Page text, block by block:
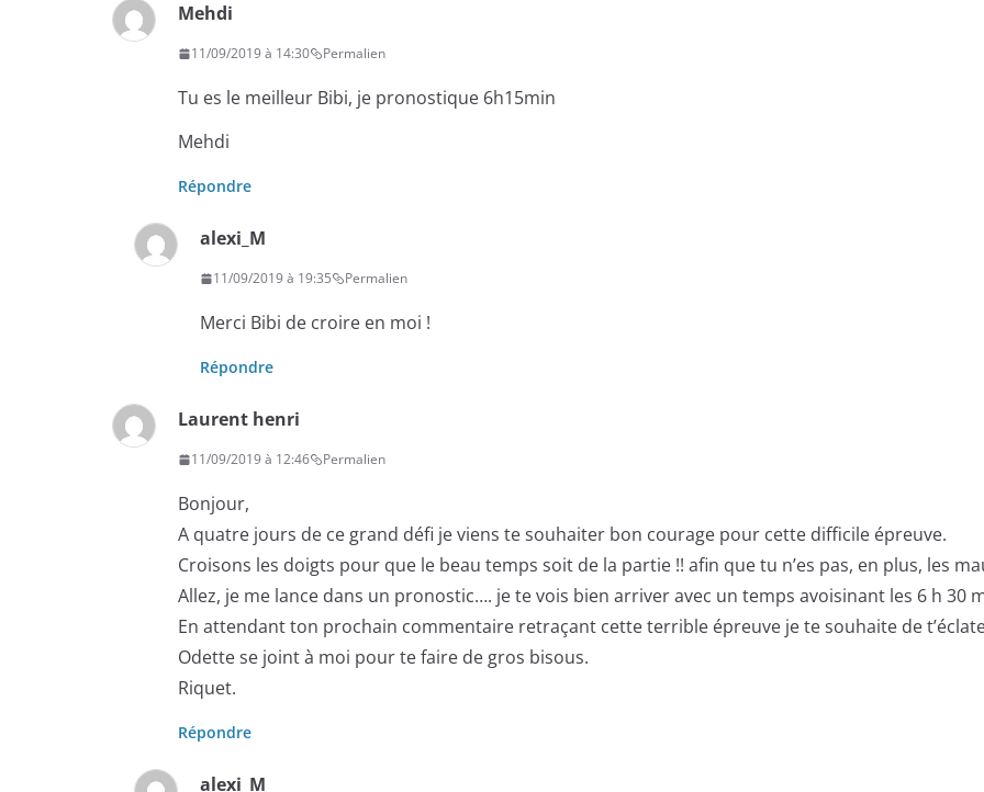
Mehdi
11/09/2019 à 14:30 Permalien
Tu es le meilleur Bibi, je pronostique 6h15min
Mehdi
Répondre
alexi_M
11/09/2019 à 19:35 Permalien
Merci Bibi de croire en moi !
Répondre
Laurent henri
11/09/2019 à 12:46 Permalien
Bonjour,
A quatre jours de ce grand défi je viens te souhaiter bon courage pour cette difficile épreuve.
Croisons les doigts pour que le beau temps soit de la partie !! afin que tu n’es pas, en plus, les
Allez, je me lance dans un pronostic…. je te vois bien arriver avec un temps avoisinant les 6 h 30
En attendant ton prochain commentaire retraçant cette terrible épreuve je te souhaite de
Odette se joint à moi pour te faire de gros bisous.
Riquet.
Répondre
alexi_M